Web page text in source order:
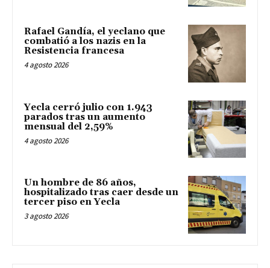
Rafael Gandía, el yeclano que
combatió a los nazis en la
Resistencia francesa
4 agosto 2026
Yecla cerró julio con 1.943
parados tras un aumento
mensual del 2,59%
4 agosto 2026
Un hombre de 86 años,
hospitalizado tras caer desde un
tercer piso en Yecla
3 agosto 2026